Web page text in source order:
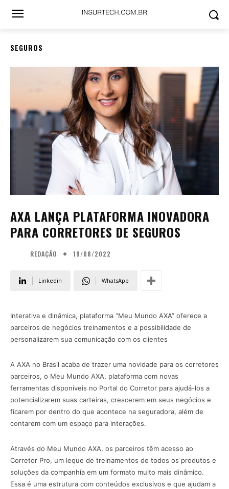
SEGUROS
AXA LANÇA PLATAFORMA INOVADORA
PARA CORRETORES DE SEGUROS
REDAÇÃO 19/08/2022
Linkedin WhatsApp
Interativa e dinâmica, plataforma “Meu Mundo AXA” oferece a
parceiros de negócios treinamentos e a possibilidade de
personalizarem sua comunicação com os clientes
A AXA no Brasil acaba de trazer uma novidade para os corretores
parceiros, o Meu Mundo AXA, plataforma com novas
ferramentas disponíveis no Portal do Corretor para ajudá-los a
potencializarem suas carteiras, crescerem em seus negócios e
ficarem por dentro do que acontece na seguradora, além de
contarem com um espaço para interações.
Através do Meu Mundo AXA, os parceiros têm acesso ao
Corretor Pro, um leque de treinamentos de todos os produtos e
soluções da companhia em um formato muito mais dinâmico.
Essa é uma estrutura com conteúdos exclusivos e que ajudam a